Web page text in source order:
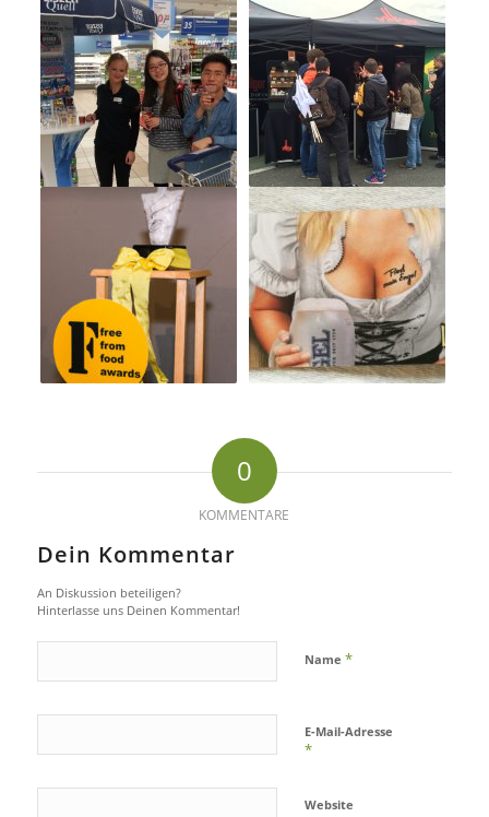
0
KOMMENTARE
Dein Kommentar
An Diskussion beteiligen?
Hinterlasse uns Deinen Kommentar!
Name *
E-Mail-Adresse
*
Website